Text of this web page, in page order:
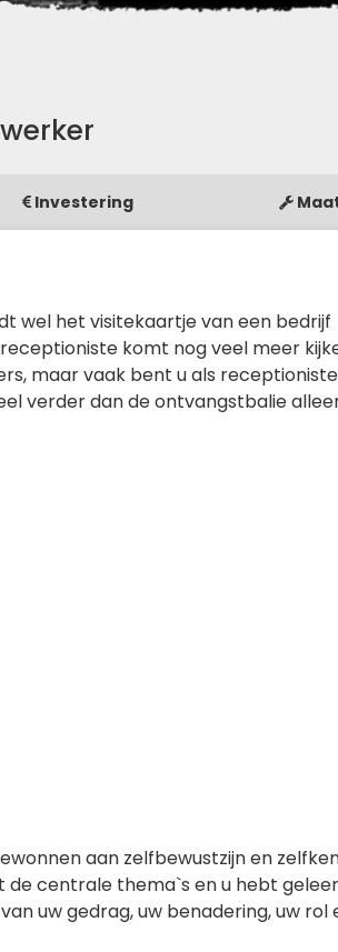
Investering
wel het visitekaartje van een bedrijf
komt nog veel meer
maar vaak bent u als
verder dan de ontvangstbalie
aan zelfbewustzijn en
centrale thema`s en u hebt
uw gedrag, uw benadering, uw